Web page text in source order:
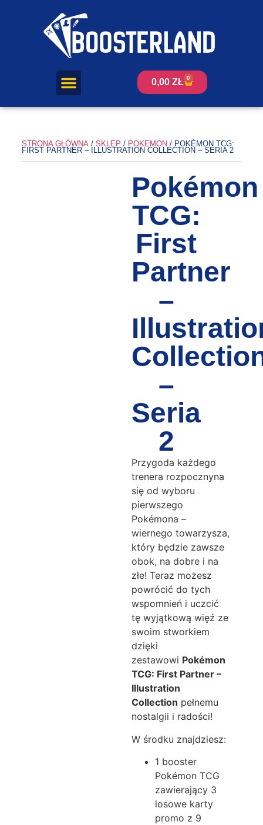
0,00 ZŁ 0
STRONA GŁÓWNA/ SKLEP / POKEMON / POKÉMON TCG:
FIRST PARTNER – ILLUSTRATION COLLECTION – SERIA 2
Pokémon
TCG:
First
Partner
–
–
Seria
2
Przygoda każdego
trenera rozpocznyna
się od wyboru
pierwszego
Pokémona –
wiernego towarzysza,
który będzie zawsze
obok, na dobre i na
złe! Teraz możesz
powrócić do tych
wspomnień i uczcić
tę wyjątkową więź ze
swoim stworkiem
dzięki
zestawowi Pokémon
TCG: First Partner –
Illustration
Collection pełnemu
nostalgii i radości!
W środku znajdziesz:
1 booster
Pokémon TCG
zawierający 3
losowe karty
promo z 9